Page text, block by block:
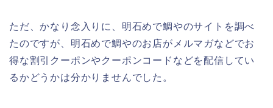
ただ、かなり念入りに、明石めで鯛やのサイトを調べ
たのですが、明石めで鯛やのお店がメルマガなどでお
得な割引クーポンやクーポンコードなどを配信してい
るかどうかは分かりませんでした。